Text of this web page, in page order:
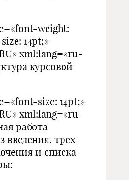
weight:
14pt;»
xml:lang=«ru-
курсовой
size: 14pt;»
xml:lang=«ru-
работа
введения, трех
и списка